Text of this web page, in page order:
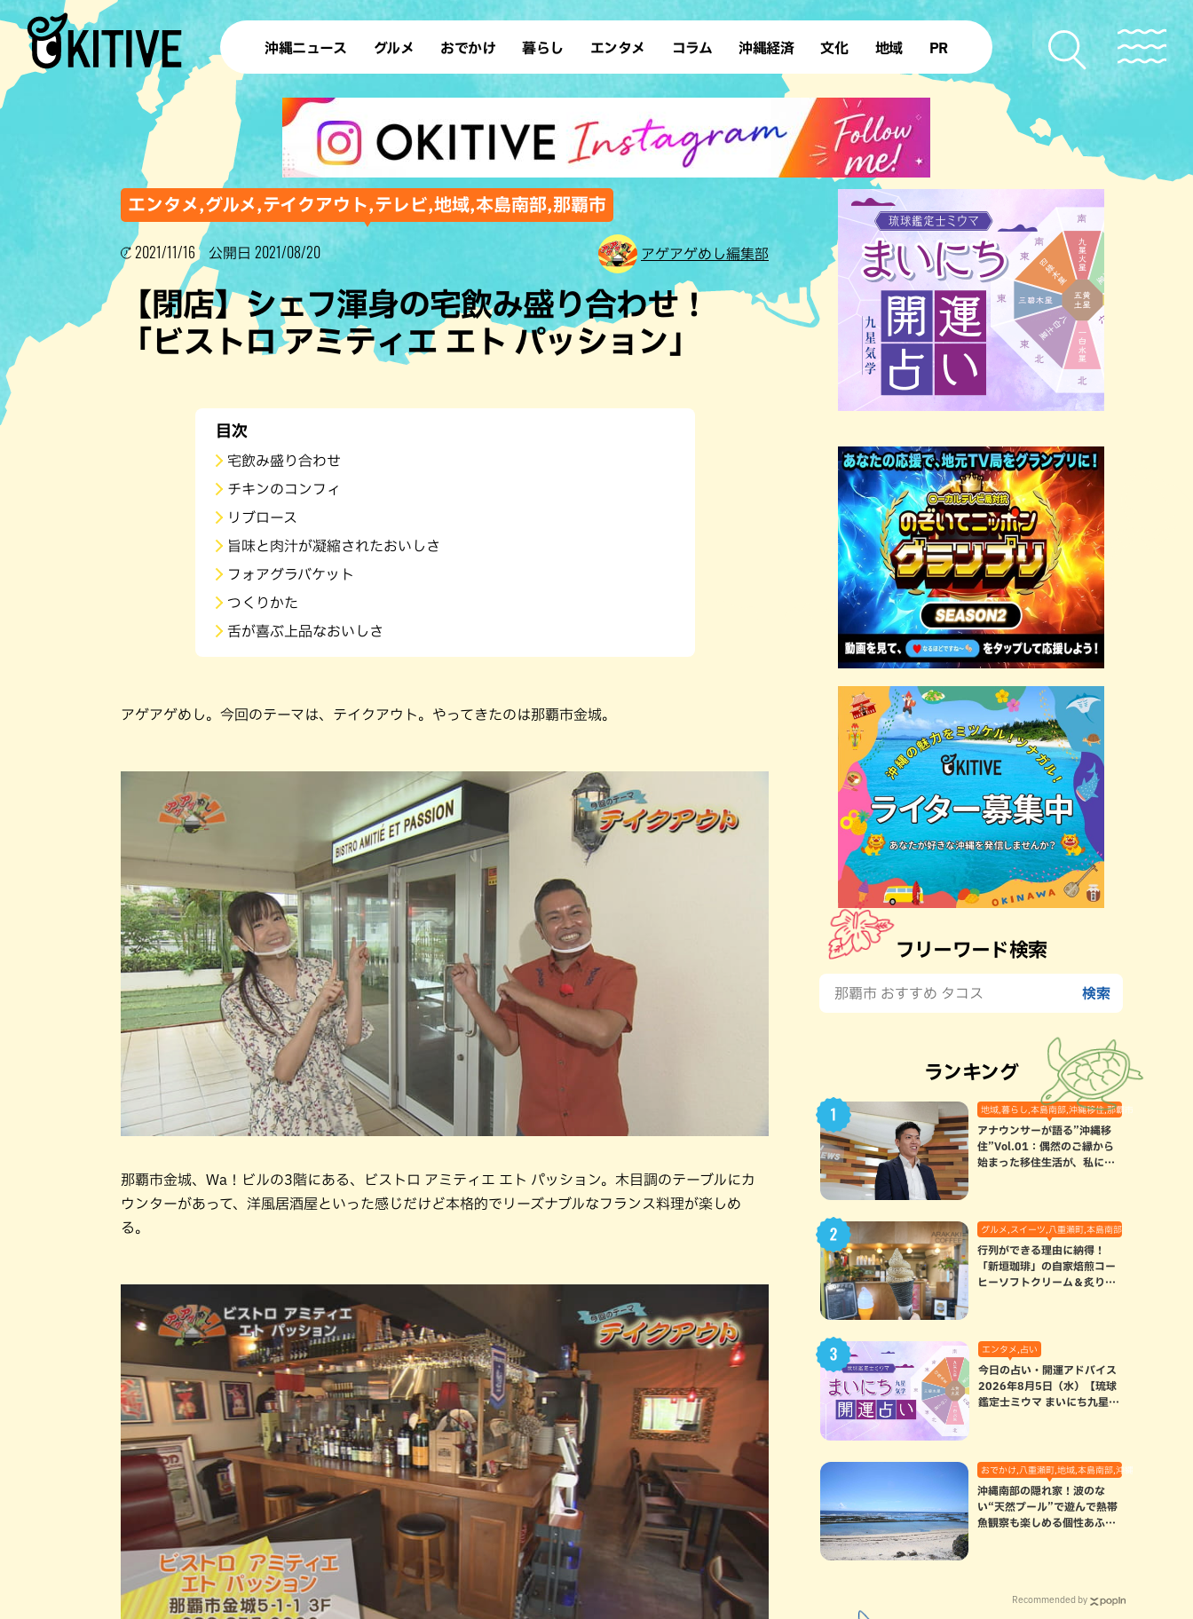
沖縄ニュース グルメ
ラーメン 沖縄そば
テイクアウト カフェ
すし・魚料理 和食・日本料理
沖縄料理 アジア・エスニック
ステーキ・焼肉 焼鳥・串料理
その他の肉料理 居酒屋・バー
ブッフェ・バイキング
おでかけ
デート ドライブ
散歩 ソロ活
歴史 体験
アート
ホテル
サウナ 公園
沖縄の海
暮らし
レシピ SDGs
ファッション ローカルニュース
沖縄移住 沖縄旧暦行事
エンタメ
スポーツ 占い
タレント・芸人 テレビ
コラム 沖縄経済 文化
復帰50年
地域
本島北部 本島中部
本島南部 先島諸島
北部離島
PR
エンタメ,グルメ,テイクアウト,テレビ,地域,本島南部,那覇市
2021/11/16 公開日 2021/08/20 アゲアゲめし編集部
【閉店】シェフ渾身の宅飲み盛り合わせ！
「ビストロ アミティエ エト パッション」
目次
宅飲み盛り合わせ
チキンのコンフィ
リブロース
旨味と肉汁が凝縮されたおいしさ
フォアグラバケット
つくりかた
舌が喜ぶ上品なおいしさ
アゲアゲめし。今回のテーマは、テイクアウト。やってきたのは那覇市金城。
那覇市金城、Wa！ビルの3階にある、ビストロ アミティエ エト パッション。木目調のテーブルにカ
ウンターがあって、洋風居酒屋といった感じだけど本格的でリーズナブルなフランス料理が楽しめ
る。
フリーワード検索
ランキング
地域,暮らし,本島南部,沖縄移住,那覇市
アナウンサーが語る”沖縄移
住”Vol.01：偶然のご縁から
始まった移住生活が、私にと
グルメ,スイーツ,八重瀬町,本島南部
行列ができる理由に納得！
「新垣珈琲」の自家焙煎コー
ヒーソフトクリーム＆炙りマ
エンタメ,占い
今日の占い・開運アドバイス
2026年8月5日（水）【琉球
鑑定士ミウマ まいにち九星気
おでかけ,八重瀬町,地域,本島南部,沖縄の海,自然
沖縄南部の隠れ家！波のな
い“天然プール”で遊んで熱帯
魚観察も楽しめる個性あふれ
Recommended by